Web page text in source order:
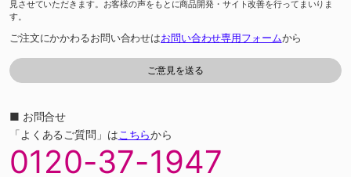
見させていただきます。お客様の声をもとに商品開発・サイト改善を行ってまいりま
す。
ご注文にかかわるお問い合わせはお問い合わせ専用フォームから
■ お問合せ
「よくあるご質問」はこちらから
0120-37-1947